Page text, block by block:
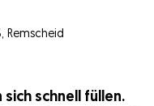
Remscheid
schnell füllen.